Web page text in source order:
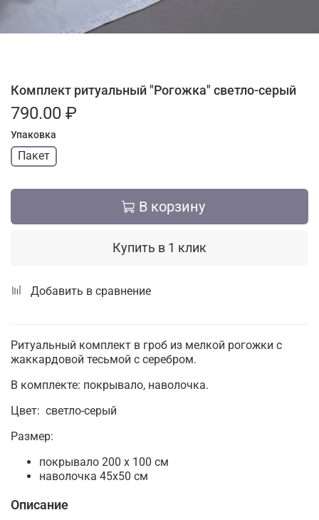
Комплект ритуальный "Рогожка" светло-серый
790.00 ₽
Упаковка
Пакет
В корзину
Купить в 1 клик
Добавить в сравнение
Ритуальный комплект в гроб из мелкой рогожки с
жаккардовой тесьмой с серебром.
В комплекте: покрывало, наволочка.
Цвет: светло-серый
Размер:
покрывало 200 х 100 см
наволочка 45х50 см
Описание